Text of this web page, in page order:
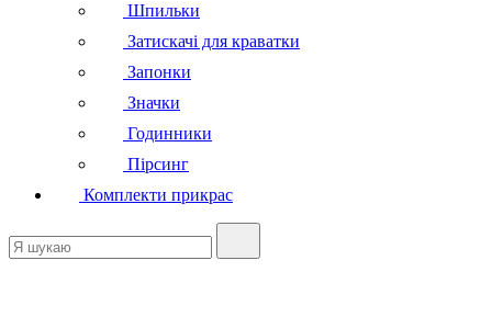
Шпильки
Затискачі для краватки
Запонки
Значки
Годинники
Пірсинг
Комплекти прикрас